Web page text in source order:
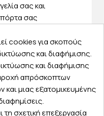
σας και
σας
cookies για σκοπούς
και διαφήμισης.
και διαφήμισης
απρόσκοπτων
και μιας εξατομικευμένης
σχετική επεξεργασία